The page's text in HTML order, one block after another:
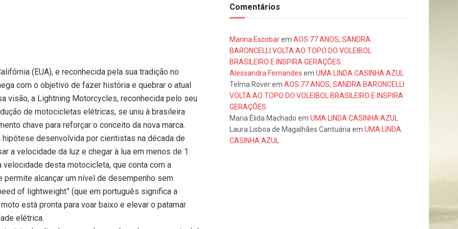
(EUA), e reconhecida pela sua tradição no
com o objetivo de fazer história e quebrar o atual
visão, a Lightning Motorcycles, reconhecida pelo seu
de motocicletas elétricas, se uniu à brasileira
chave para reforçar o conceito da nova marca.
desenvolvida por cientistas na década de
a velocidade da luz e chegar à lua em menos de 1
velocidade desta motocicleta, que conta com a
alcançar um nível de desempenho sem
of lightweight” (que em português significa a
está pronta para voar baixo e elevar o patamar
elétrica.
Comentários
Marina Escobarem AOS 77 ANOS, SANDRA
BARONCELLI VOLTA AO TOPO DO VOLEIBOL
BRASILEIRO E INSPIRA GERAÇÕES
Alessandra Fernandes em UMA LINDA CASINHA AZUL
Telma Roverem AOS 77 ANOS, SANDRA BARONCELLI
VOLTA AO TOPO DO VOLEIBOL BRASILEIRO E INSPIRA
GERAÇÕES
Maria Élida Machado em UMA LINDA CASINHA AZUL
Laura Lisboa de Magalhães Cantuáriaem UMA LINDA
CASINHA AZUL